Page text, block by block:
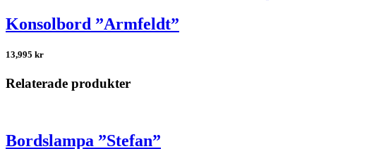
Konsolbord ”Armfeldt”
13,995 kr
Relaterade produkter
Bordslampa ”Stefan”